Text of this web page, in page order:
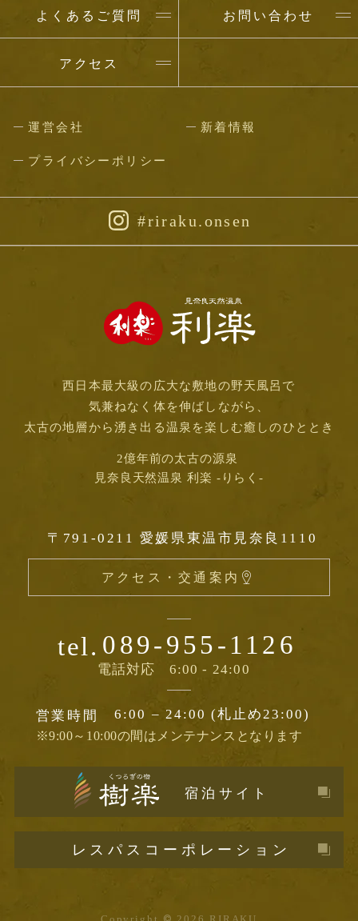
よくあるご質問 お問い合わせ
アクセス
運営会社 新着情報
プライバシーポリシー
#riraku.onsen
西日本最大級の広大な敷地の野天風呂で
気兼ねなく体を伸ばしながら、
太古の地層から湧き出る温泉を楽しむ癒しのひととき
2億年前の太古の源泉
見奈良天然温泉 利楽 -りらく-
〒791-0211 愛媛県東温市見奈良1110
アクセス・交通案内
tel. 089-955-1126
電話対応 6:00 - 24:00
営業時間 6:00 – 24:00 (札止め23:00)
※9:00～10:00の間はメンテナンスとなります
宿泊サイト
レスパスコーポレーション